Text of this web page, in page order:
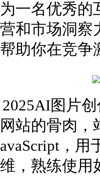
一名优秀
和市场洞
助你在竞
2025AI图片
站的骨肉
，
，熟练使用